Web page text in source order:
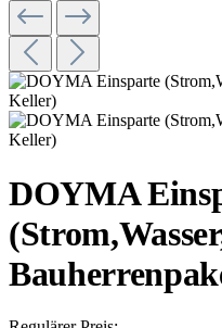
DOYMA